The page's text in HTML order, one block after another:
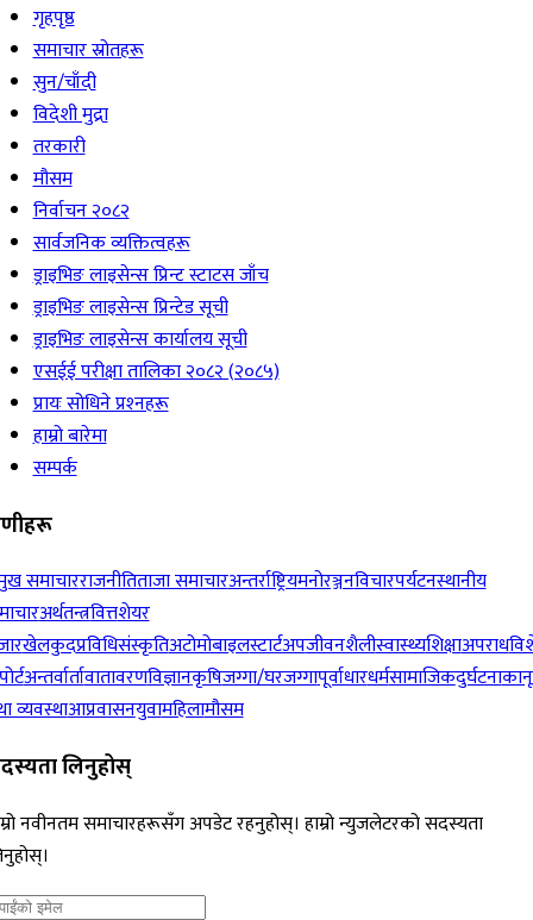
गृहपृष्ठ
समाचार स्रोतहरू
सुन/चाँदी
विदेशी मुद्रा
तरकारी
मौसम
निर्वाचन २०८२
सार्वजनिक व्यक्तित्वहरू
ड्राइभिङ लाइसेन्स प्रिन्ट स्टाटस जाँच
ड्राइभिङ लाइसेन्स प्रिन्टेड सूची
ड्राइभिङ लाइसेन्स कार्यालय सूची
एसईई परीक्षा तालिका २०८२ (२०८५)
प्रायः सोधिने प्रश्‍नहरू
हाम्रो बारेमा
सम्पर्क
समाचारराजनीतिताजा समाचारअन्तर्राष्ट्रियमनोरञ्जनविचारपर्यटनस्थानीय
अर्थतन्त्रवित्तशेयर
खेलकुदप्रविधिसंस्कृतिअटोमोबाइलस्टार्टअपजीवनशैलीस्वास्थ्यशिक्षाअपराध
अन्तर्वार्तावातावरणविज्ञानकृषिजग्गा/घरजग्गापूर्वाधारधर्मसामाजिकदुर्घटना
व्यवस्थाआप्रवासनयुवामहिलामौसम
लिनुहोस्
नवीनतम समाचारहरूसँग अपडेट रहनुहोस्। हाम्रो न्युजलेटरको सदस्यता